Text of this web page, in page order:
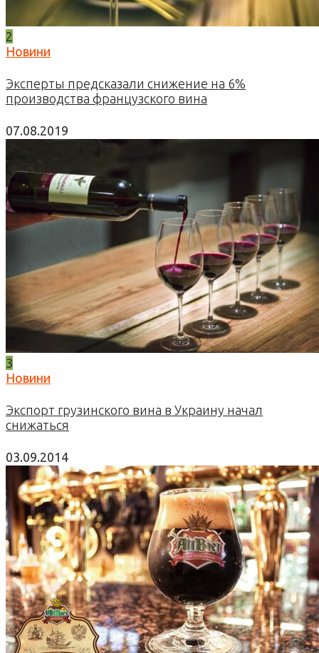
2
Новини
Эксперты предсказали снижение на 6%
производства французского вина
07.08.2019
3
Новини
Экспорт грузинского вина в Украину начал
снижаться
03.09.2014